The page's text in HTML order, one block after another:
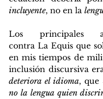
incluyente, no en la
Los principales
contra La Equis que
en mis tiempos de
deteriora el idioma, que
no la lengua quien